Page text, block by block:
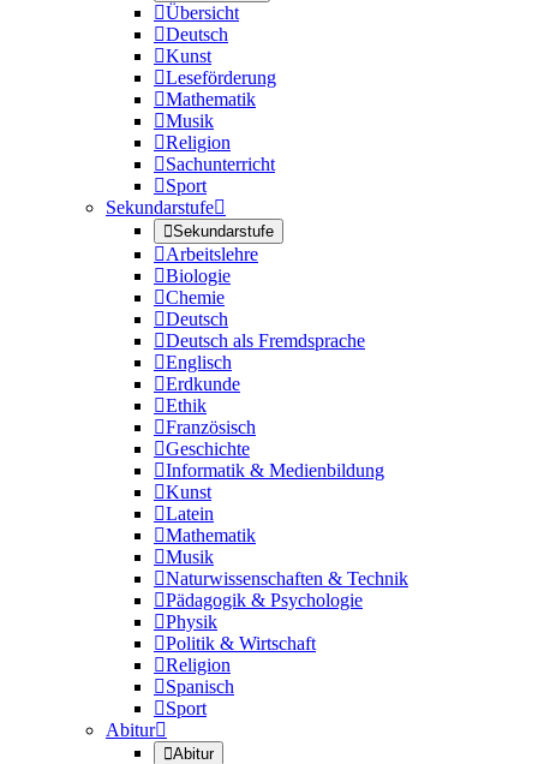
Übersicht
Deutsch
Kunst
Leseförderung
Mathematik
Musik
Religion
Sachunterricht
Sport
Sekundarstufe
Sekundarstufe
Arbeitslehre
Biologie
Chemie
Deutsch
Deutsch als Fremdsprache
Englisch
Erdkunde
Ethik
Französisch
Geschichte
Informatik & Medienbildung
Kunst
Latein
Mathematik
Musik
Naturwissenschaften & Technik
Pädagogik & Psychologie
Physik
Politik & Wirtschaft
Religion
Spanisch
Sport
Abitur
Abitur